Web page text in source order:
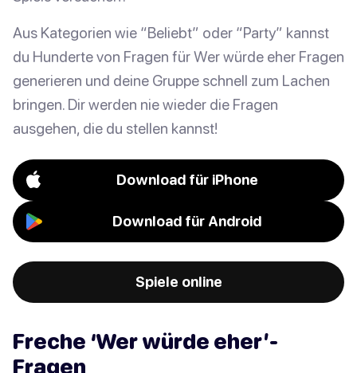
Aus Kategorien wie “Beliebt” oder “Party” kannst
du Hunderte von Fragen für Wer würde eher Fragen
generieren und deine Gruppe schnell zum Lachen
bringen. Dir werden nie wieder die Fragen
ausgehen, die du stellen kannst!
Download für iPhone
Download für Android
Spiele online
Freche ‘Wer würde eher’-
Fragen